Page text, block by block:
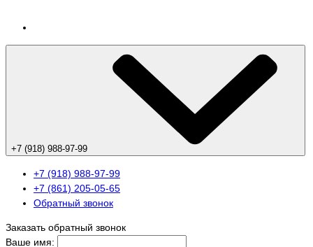
+7 (918) 988-97-99
+7 (918) 988-97-99
+7 (861) 205-05-65
Обратный звонок
Заказать обратный звонок
Ваше имя: